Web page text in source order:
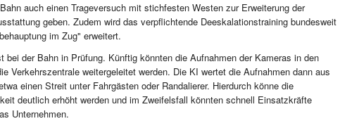
auch einen Trageversuch mit stichfesten Westen zur Erweiterung der
geben. Zudem wird das verpflichtende Deeskalationstraining bundesweit
im Zug" erweitert.
bei der Bahn in Prüfung. Künftig könnten die Aufnahmen der Kameras in den
Verkehrszentrale weitergeleitet werden. Die KI wertet die Aufnahmen dann aus
einen Streit unter Fahrgästen oder Randalierer. Hierdurch könne die
deutlich erhöht werden und im Zweifelsfall könnten schnell Einsatzkräfte
Unternehmen.